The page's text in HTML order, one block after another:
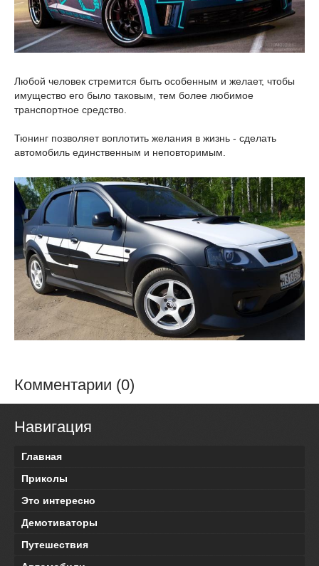
Любой человек стремится быть особенным и желает, чтобы
имущество его было таковым, тем более любимое
транспортное средство.
Тюнинг позволяет воплотить желания в жизнь - сделать
автомобиль единственным и неповторимым.
Комментарии (0)
Навигация
Главная
Приколы
Это интересно
Демотиваторы
Путешествия